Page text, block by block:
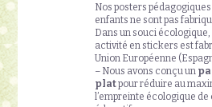
Nos posters
enfants ne sont pas
Dans un souci
activité en stickers est
Union Européenne
– Nous avons conçu un
platpour réduire au
l’empreinte écologique de